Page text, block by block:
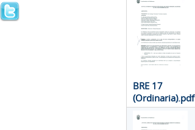
BRE 17
(Ordinaria).pdf